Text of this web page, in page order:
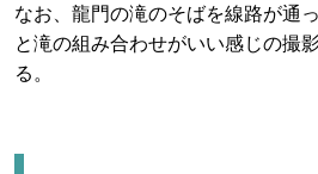
なお、龍門の滝のそばを線路が通
と滝の組み合わせがいい感じの撮
る。